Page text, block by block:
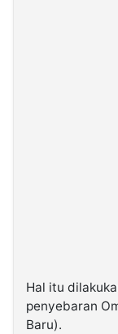
Hal itu
penyebaran
Baru).